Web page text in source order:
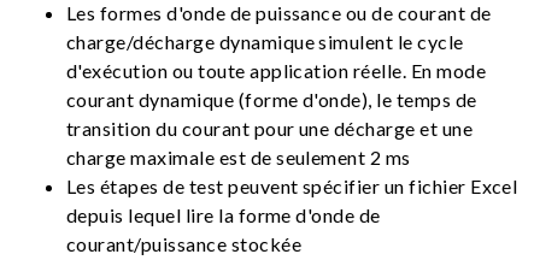
Les formes d'onde de puissance ou de courant de
charge/décharge dynamique simulent le cycle
d'exécution ou toute application réelle. En mode
courant dynamique (forme d'onde), le temps de
transition du courant pour une décharge et une
charge maximale est de seulement 2 ms
Les étapes de test peuvent spécifier un fichier Excel
depuis lequel lire la forme d'onde de
courant/puissance stockée